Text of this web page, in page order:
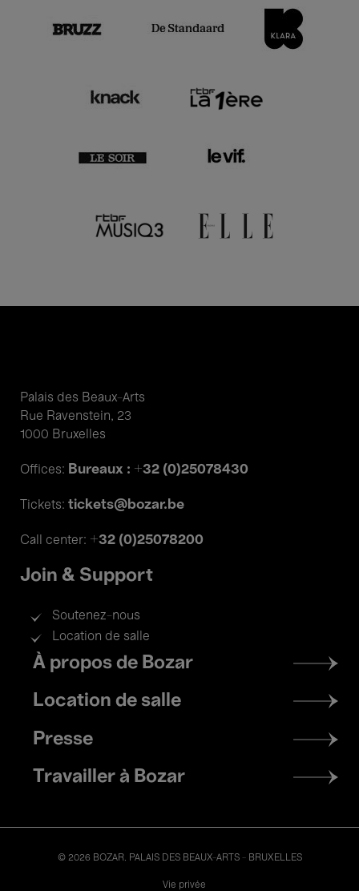
Palais des Beaux-Arts
Rue Ravenstein, 23
1000 Bruxelles
Offices: Bureaux : +32 (0)25078430
Tickets: tickets@bozar.be
Call center: +32 (0)25078200
Join & Support
Soutenez-nous
Location de salle
Footer
menu
À propos de Bozar
Location de salle
Presse
Travailler à Bozar
© 2026 BOZAR. PALAIS DES BEAUX-ARTS - BRUXELLES
Vie privée